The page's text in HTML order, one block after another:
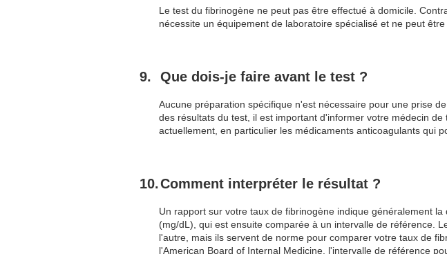
Le test du fibrinogène ne peut pas être effectué à domicile.
nécessite un équipement de laboratoire spécialisé et ne peut
Que dois-je faire avant le test ?
Aucune préparation spécifique n'est nécessaire pour une prise
des résultats du test, il est important d'informer votre médecin
actuellement, en particulier les médicaments anticoagulants qui
Comment interpréter le résultat ?
Un rapport sur votre taux de fibrinogène indique généralement
(mg/dL), qui est ensuite comparée à un intervalle de référence.
l'autre, mais ils servent de norme pour comparer votre taux de
l'American Board of Internal Medicine, l'intervalle de référence